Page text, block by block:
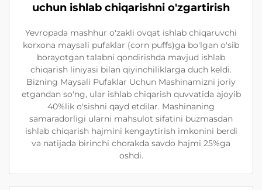
uchun ishlab chiqarishni o'zgartirish
Yevropada mashhur o'zakli ovqat ishlab chiqaruvchi
korxona maysali pufaklar (corn puffs)ga bo'lgan o'sib
borayotgan talabni qondirishda mavjud ishlab
chiqarish liniyasi bilan qiyinchiliklarga duch keldi.
Bizning Maysali Pufaklar Uchun Mashinamizni joriy
etgandan so'ng, ular ishlab chiqarish quvvatida ajoyib
40%lik o'sishni qayd etdilar. Mashinaning
samaradorligi ularni mahsulot sifatini buzmasdan
ishlab chiqarish hajmini kengaytirish imkonini berdi
va natijada birinchi chorakda savdo hajmi 25%ga
oshdi.